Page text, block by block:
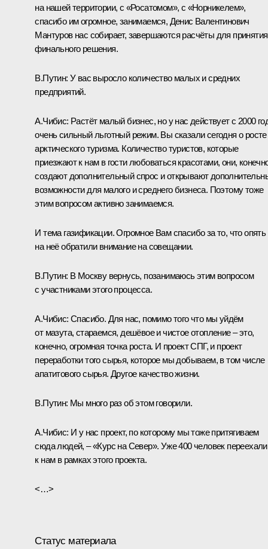
на нашей территории, с «Росатомом», с «Норникелем»,
спасибо им огромное, занимаемся, Денис Валентинович
Мантуров нас собирает, завершаются расчёты для принятия
финального решения.
В.Путин: У вас выросло количество малых и средних
предприятий.
А.Чибис: Растёт малый бизнес, но у нас действует с 2000
очень сильный льготный режим. Вы сказали сегодня о росте
арктического туризма. Количество туристов, которые
приезжают к нам в гости любоваться красотами, они,
создают дополнительный спрос и открывают
возможности для малого и среднего бизнеса. Поэтому тоже
этим вопросом активно занимаемся.
И тема газификации. Огромное Вам спасибо за то, что опять
на неё обратили внимание на совещании.
В.Путин: В Москву вернусь, позанимаюсь этим вопросом
с участниками этого процесса.
А.Чибис: Спасибо. Для нас, помимо того что мы уйдём
от мазута, стараемся, дешёвое и чистое отопление – это,
конечно, огромная точка роста. И проект СПГ, и проект
переработки того сырья, которое мы добываем, в том числе
апатитового сырья. Другое качество жизни.
В.Путин: Мы много раз об этом говорили.
А.Чибис: И у нас проект, по которому мы тоже притягиваем
сюда людей, – «Курс на Север». Уже 400 человек переехали
к нам в рамках этого проекта.
<…>
Статус материала